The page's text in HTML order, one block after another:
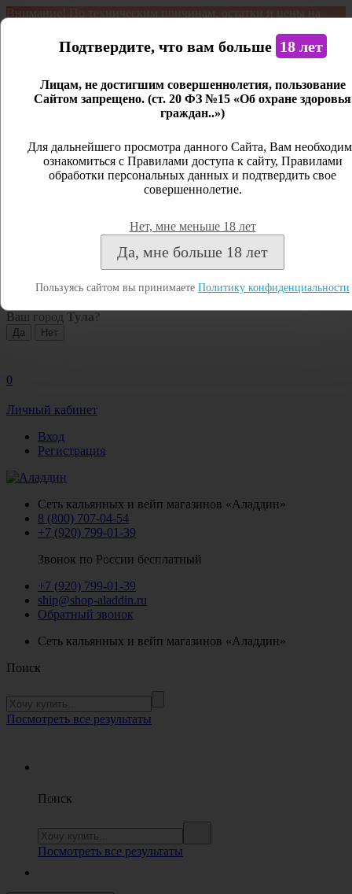
Внимание! По техническим причинам, остатки и цены на
является демонстрационным. Дистанционная продажа не
Открыть сайдбар
Личный кабинет
Закрыть
Посмотреть все результаты
Ваш город Тула ?
0
Личный кабинет
Вход
Регистрация
Сеть кальянных и вейп магазинов «Аладдин»
8 (800) 707-04-54
+7 (920) 799-01-39
Звонок по России бесплатный
+7 (920) 799-01-39
ship@shop-aladdin.ru
Обратный звонок
Сеть кальянных и вейп магазинов «Аладдин»
Поиск
Посмотреть все результаты
Поиск
Посмотреть все результаты
Подтвердите, что вам больше 18 лет
Лицам, не достигшим совершеннолетия, пользование
Сайтом запрещено. (ст. 20 ФЗ №15 «Об охране здоровья
граждан..»)
Для дальнейшего просмотра данного Сайта, Вам
ознакомиться с Правилами доступа к сайту, Правилами
обработки персональных данных и подтвердить свое
совершеннолетие.
Нет, мне меньше 18 лет
Да, мне больше 18 лет
Пользуясь сайтом вы принимаете Политику конфиденциальности